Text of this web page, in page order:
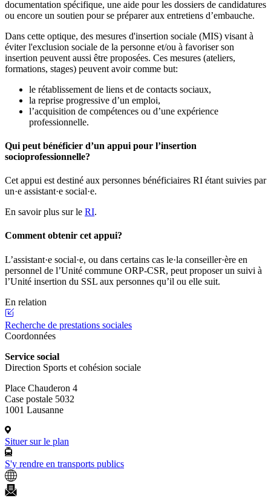
documentation spécifique, une aide pour les dossiers de candidatures
ou encore un soutien pour se préparer aux entretiens d’embauche.
Dans cette optique, des mesures d'insertion sociale (MIS) visant à
éviter l'exclusion sociale de la personne et/ou à favoriser son
insertion peuvent aussi être proposées. Ces mesures (ateliers,
formations, stages) peuvent avoir comme but:
le rétablissement de liens et de contacts sociaux,
la reprise progressive d’un emploi,
l’acquisition de compétences ou d’une expérience
professionnelle.
Qui peut bénéficier d’un appui pour l’insertion
socioprofessionnelle?
Cet appui est destiné aux personnes bénéficiaires RI étant suivies par
un·e assistant·e social·e.
En savoir plus sur le RI.
Comment obtenir cet appui?
L’assistant·e social·e, ou dans certains cas le·la conseiller·ère en
personnel de l’Unité commune ORP-CSR, peut proposer un suivi à
l’Unité insertion du SSL aux personnes qu’il ou elle suit.
En relation
Recherche de prestations sociales
Coordonnées
Service social
Direction Sports et cohésion sociale
Place Chauderon 4
Case postale 5032
1001 Lausanne
Situer sur le plan
S'y rendre en transports publics